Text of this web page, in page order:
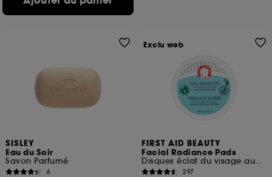
SISLEY
Eau du Soir
Savon Parfumé
6
FIRST AID BEAUTY
Facial Radiance Pads
Disques éclat du visage aux Acides Glycolique + Lactique
297
Exclu web